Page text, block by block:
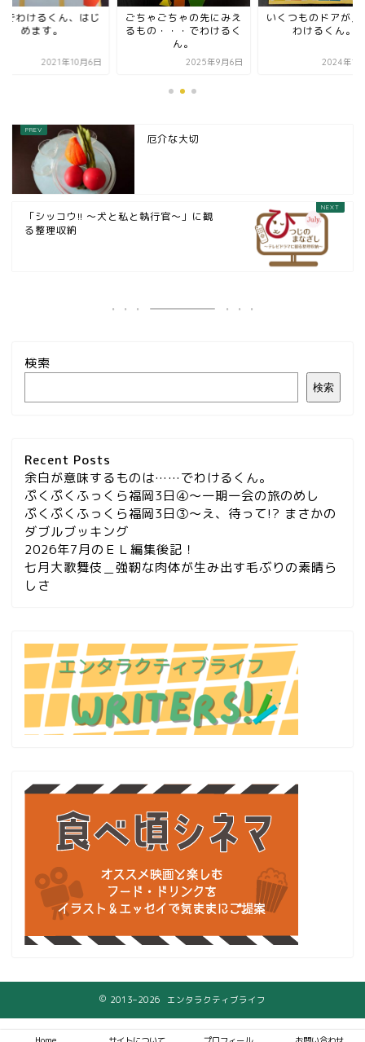
でわけるくん、はじ
めます。
2021年10月6日
ごちゃごちゃの先にみえ
るもの・・・でわけるく
ん。
2025年9月6日
いくつものドアが見
わけるくん。
2024年1
厄介な大切
「シッコウ!! ～犬と私と執行官～」に観
る整理収納
検索
検索
Recent Posts
余白が意味するものは……でわけるくん。
ぷくぷくふっくら福岡3日④～一期一会の旅のめし
ぷくぷくふっくら福岡3日③～え、待って!? まさかの
ダブルブッキング
2026年7月のＥＬ編集後記！
七月大歌舞伎＿強靭な肉体が生み出す毛ぶりの素晴ら
しさ
2013–2026 エンタラクティブライフ